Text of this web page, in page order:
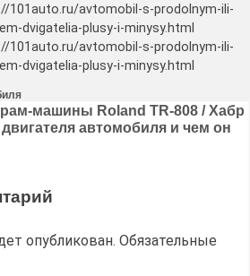
101auto.ru/avtomobil-s-prodolnym-ili-
dvigatelia-plusy-i-minysy.html
101auto.ru/avtomobil-s-prodolnym-ili-
dvigatelia-plusy-i-minysy.html
машины Roland TR-808 / Хабр
автомобиля и чем он
опубликован. Обязательные